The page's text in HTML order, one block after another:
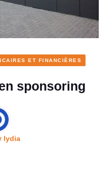
ET FINANCIÈRES
sponsoring
lydia